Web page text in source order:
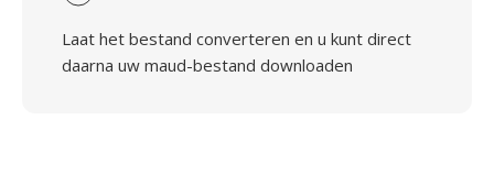
Laat het bestand converteren en u kunt direct
daarna uw maud-bestand downloaden